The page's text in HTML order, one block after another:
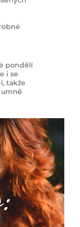
pondělí
i se
takže